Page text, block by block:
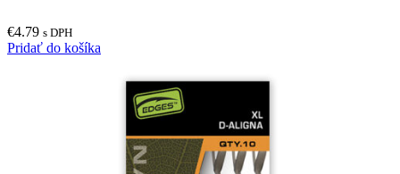
€4.79 s DPH
Pridať do košíka